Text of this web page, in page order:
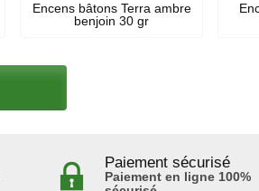
Encens bâtons Terra ambre
benjoin 30 gr
Paiement sécurisé
Paiement en ligne 100%